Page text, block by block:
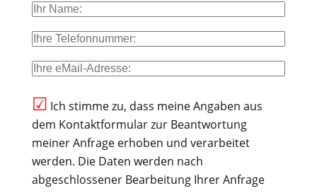
☑ Ich stimme zu, dass meine Angaben aus
dem Kontaktformular zur Beantwortung
meiner Anfrage erhoben und verarbeitet
werden. Die Daten werden nach
abgeschlossener Bearbeitung Ihrer Anfrage